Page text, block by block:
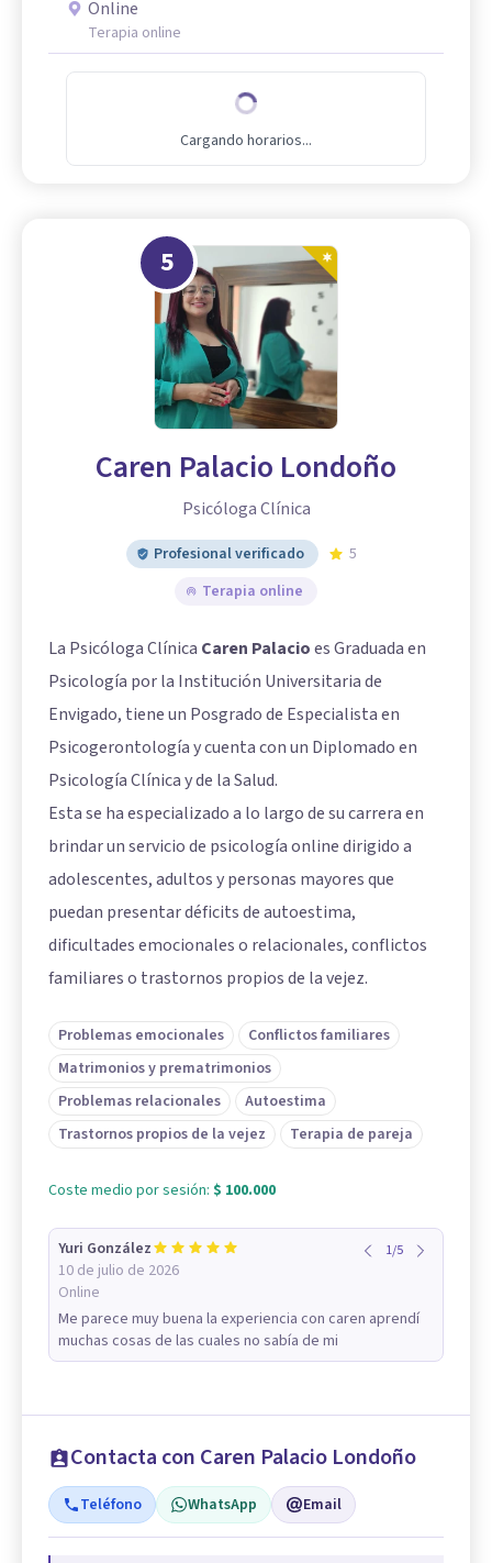
Online
Terapia online
Cargando horarios...
5
Caren Palacio Londoño
Psicóloga Clínica
Profesional verificado
5
Terapia online
La Psicóloga Clínica Caren Palacioes Graduada en
Psicología por la Institución Universitaria de
Envigado, tiene un Posgrado de Especialista en
Psicogerontología y cuenta con un Diplomado en
Psicología Clínica y de la Salud.
Esta se ha especializado a lo largo de su carrera en
brindar un servicio de psicología online dirigido a
adolescentes, adultos y personas mayores que
puedan presentar déficits de autoestima,
dificultades emocionales o relacionales, conflictos
familiares o trastornos propios de la vejez.
Problemas emocionales
Conflictos familiares
Matrimonios y prematrimonios
Problemas relacionales
Autoestima
Trastornos propios de la vejez
Terapia de pareja
Coste medio por sesión: $ 100.000
Yuri González
10 de julio de 2026
Online
1/5
Me parece muy buena la experiencia con caren aprendí
muchas cosas de las cuales no sabía de mi
Contacta con Caren Palacio Londoño
Teléfono WhatsApp Email